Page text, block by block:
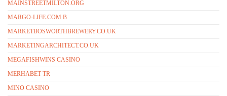
MAINSTREETMILTON.ORG
MARGO-LIFE.COM B
MARKETBOSWORTHBREWERY.CO.UK
MARKETINGARCHITECT.CO.UK
MEGAFISHWINS CASINO
MERHABET TR
MINO CASINO